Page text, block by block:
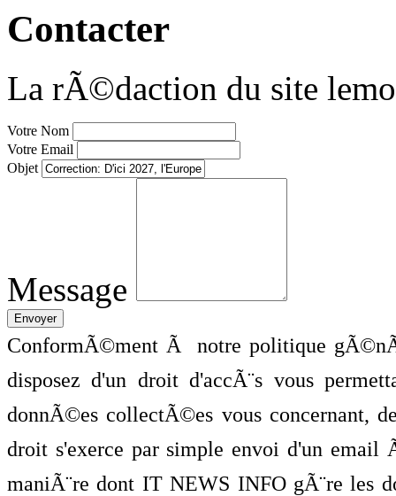
Contacter
La rÃ©daction du site
Votre Nom
Votre Email
Objet
Message
ConformÃ©ment Ã notre politique
disposez d'un droit d'accÃ¨s vous
donnÃ©es collectÃ©es vous concernant,
droit s'exerce par simple envoi d'un
maniÃ¨re dont IT NEWS INFO gÃ¨re les